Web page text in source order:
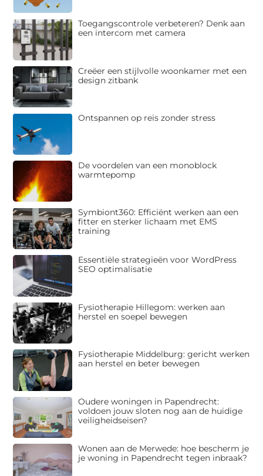
Toegangscontrole verbeteren? Denk aan
een intercom met camera
Creëer een stijlvolle woonkamer met een
design zitbank
Ontspannen op reis zonder stress
De voordelen van een monoblock
warmtepomp
Symbiont360: Efficiënt werken aan een
fitter en sterker lichaam met EMS
training
Essentiële strategieën voor WordPress
SEO optimalisatie
Fysiotherapie Hillegom: werken aan
herstel en soepel bewegen
Fysiotherapie Middelburg: gericht werken
aan herstel en beter bewegen
Oudere woningen in Papendrecht:
voldoen jouw sloten nog aan de huidige
veiligheidseisen?
Wonen aan de Merwede: hoe bescherm je
je woning in Papendrecht tegen inbraak?